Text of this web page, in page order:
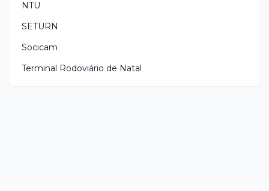
NTU
SETURN
Socicam
Terminal Rodoviário de Natal